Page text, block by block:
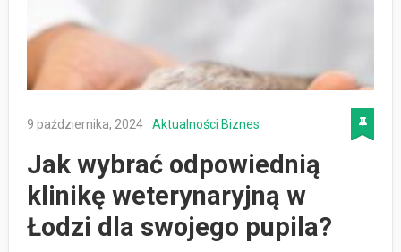
9 października, 2024 Aktualności Biznes
Jak wybrać odpowiednią
klinikę weterynaryjną w
Łodzi dla swojego pupila?